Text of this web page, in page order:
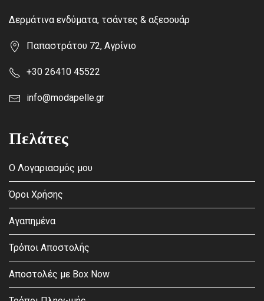
Δερμάτινα ενδύματα, τσάντες & αξεσουάρ
Παπαστράτου 72, Αγρίνιο
+30 26410 45522
info@modapelle.gr
Πελάτες
Ο Λογαριασμός μου
Όροι Χρήσης
Αγαπημένα
Τρόποι Αποστολής
Αποστολές με Box Now